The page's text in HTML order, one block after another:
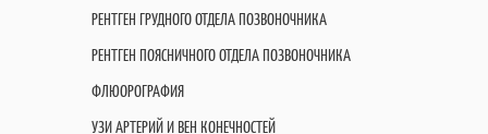
РЕНТГЕН ГРУДНОГО ОТДЕЛА ПОЗВОНОЧНИКА
РЕНТГЕН ПОЯСНИЧНОГО ОТДЕЛА ПОЗВОНОЧНИКА
ФЛЮОРОГРАФИЯ
УЗИ АРТЕРИЙ И ВЕН КОНЕЧНОСТЕЙ